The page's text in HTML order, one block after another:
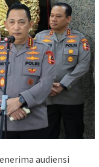
audiensi